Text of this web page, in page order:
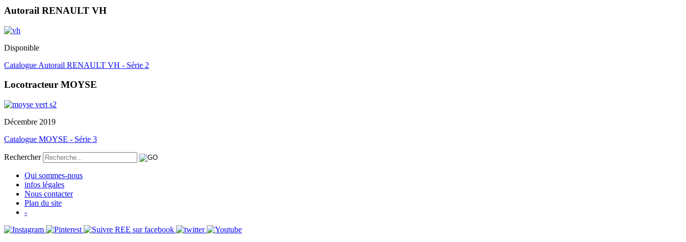
Autorail RENAULT VH
Disponible
Catalogue Autorail RENAULT VH - Série 2
Locotracteur MOYSE
Décembre 2019
Catalogue MOYSE - Série 3
Rechercher
Qui sommes-nous
infos légales
Nous contacter
Plan du site
-